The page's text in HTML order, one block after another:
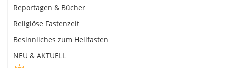
Reportagen & Bücher
Religiöse Fastenzeit
Besinnliches zum Heilfasten
NEU & AKTUELL